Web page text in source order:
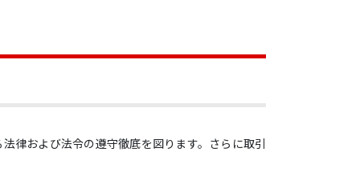
律および法令の遵守徹底を図ります。さらに取引